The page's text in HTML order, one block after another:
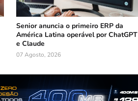
Senior anuncia o primeiro ERP da
América Latina operável por ChatGPT
e Claude
07 Agosto, 2026